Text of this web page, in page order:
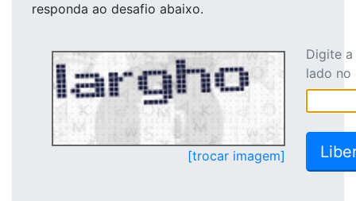
responda ao desafio abaixo.
[trocar imagem]
Digite
lado no